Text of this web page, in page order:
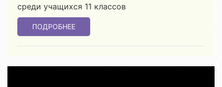
среди учащихся 11 классов
ПОДРОБНЕЕ